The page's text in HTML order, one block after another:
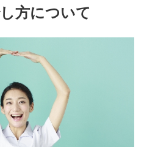
方について